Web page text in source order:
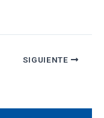
SIGUIENTE